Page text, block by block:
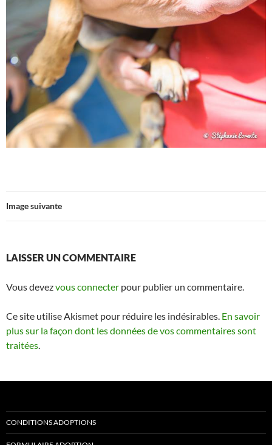
Image suivante
LAISSER UN COMMENTAIRE
Vous devezvous connecter pour publier un commentaire.
Ce site utilise Akismet pour réduire les indésirables. En savoir
plus sur la façon dont les données de vos commentaires sont
traitées.
CONDITIONS ADOPTIONS